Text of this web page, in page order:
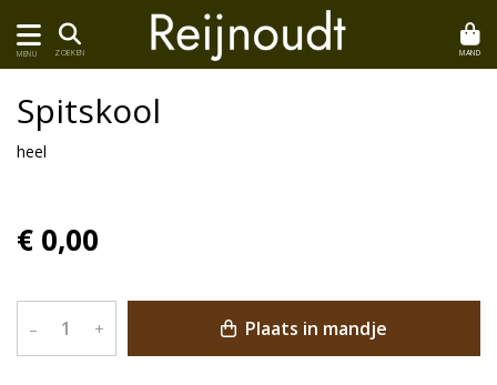
MENU ZOEKEN MAND
Spitskool
heel
€ 0,00
– + Plaats in mandje